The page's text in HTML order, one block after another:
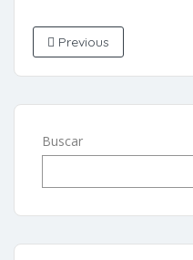
Previous
Buscar